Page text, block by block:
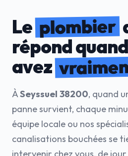
Leplombier
répond
avez
ÀSeyssuel 38200, quand
panne survient, chaque
équipe locale ou nos
canalisations bouchées se